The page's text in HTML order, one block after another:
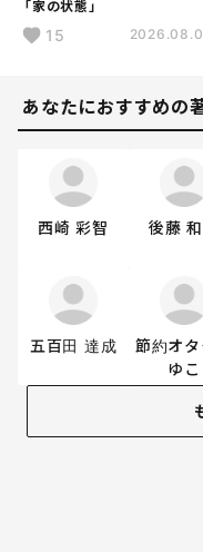
「家の状態」
15
あなたにおすすめの
西崎 彩智 後藤
五百田 達成
節約オ
ゆこ